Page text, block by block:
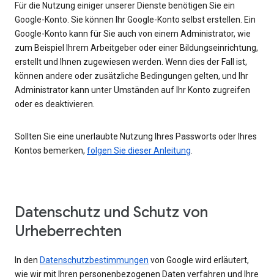
Für die Nutzung einiger unserer Dienste benötigen Sie ein
Google-Konto. Sie können Ihr Google-Konto selbst erstellen. Ein
Google-Konto kann für Sie auch von einem Administrator, wie
zum Beispiel Ihrem Arbeitgeber oder einer Bildungseinrichtung,
erstellt und Ihnen zugewiesen werden. Wenn dies der Fall ist,
können andere oder zusätzliche Bedingungen gelten, und Ihr
Administrator kann unter Umständen auf Ihr Konto zugreifen
oder es deaktivieren.
Sollten Sie eine unerlaubte Nutzung Ihres Passworts oder Ihres
Kontos bemerken, folgen Sie dieser Anleitung.
Datenschutz und Schutz von
Urheberrechten
In den Datenschutzbestimmungen von Google wird erläutert,
wie wir mit Ihren personenbezogenen Daten verfahren und Ihre